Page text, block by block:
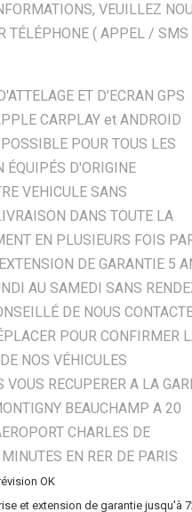
VEUILLEZ
TÉLÉPHONE ( APPEL /
ET D'ECRAN GPS
CARPLAY et ANDROID
POUR TOUS LES
ÉQUIPÉS D'ORIGINE
VEHICULE SANS
DANS TOUTE LA
EN PLUSIEURS FOIS
DE GARANTIE 5
AU SAMEDI SANS
DE NOUS
POUR CONFIRMER
NOS VÉHICULES
VOUS RECUPERER A LA
BEAUCHAMP A 20
CHARLES DE
EN RER DE PARIS
OK
et extension de garantie jusqu'à